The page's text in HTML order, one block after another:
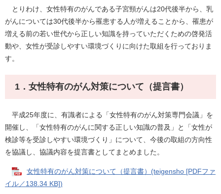
とりわけ、女性特有のがんである子宮頸がんは20代後半から、乳
がんについては30代後半から罹患する人が増えることから、罹患が
増える前の若い世代から正しい知識を持っていただくための啓発活
動や、女性が受診しやすい環境づくりに向けた取組を行っておりま
す。
1．女性特有のがん対策について（提言書）
平成25年度に、有識者による「女性特有のがん対策専門会議」を
開催し、「女性特有のがんに関する正しい知識の普及」と「女性が
検診等を受診しやすい環境づくり」について、今後の取組の方向性
を協議し、協議内容を提言書としてまとめました。
女性特有のがん対策について（提言書）(teigensho [PDFファ
イル／138.34 KB])